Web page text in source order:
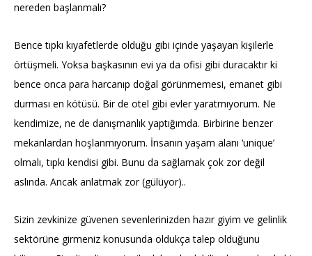
nereden başlanmalı?
Bence tıpkı kıyafetlerde olduğu gibi içinde yaşayan kişilerle
örtüşmeli. Yoksa başkasının evi ya da ofisi gibi duracaktır ki
bence onca para harcanıp doğal görünmemesi, emanet gibi
durması en kötüsü. Bir de otel gibi evler yaratmıyorum. Ne
kendimize, ne de danışmanlık yaptığımda. Birbirine benzer
mekanlardan hoşlanmıyorum. İnsanın yaşam alanı ‘unique’
olmalı, tıpkı kendisi gibi. Bunu da sağlamak çok zor değil
aslında. Ancak anlatmak zor (gülüyor)..
Sizin zevkinize güvenen sevenlerinizden hazır giyim ve gelinlik
sektörüne girmeniz konusunda oldukça talep olduğunu